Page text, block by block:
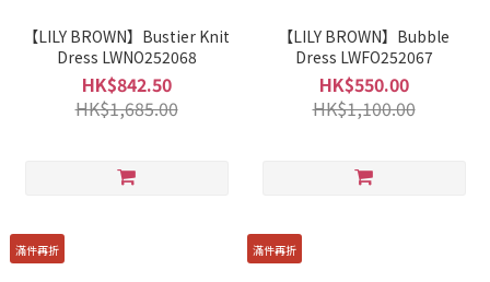
【LILY BROWN】Bustier Knit
Dress LWNO252068
HK$842.50
HK$1,685.00
【LILY BROWN】Bubble
Dress LWFO252067
HK$550.00
HK$1,100.00
滿件再折 滿件再折